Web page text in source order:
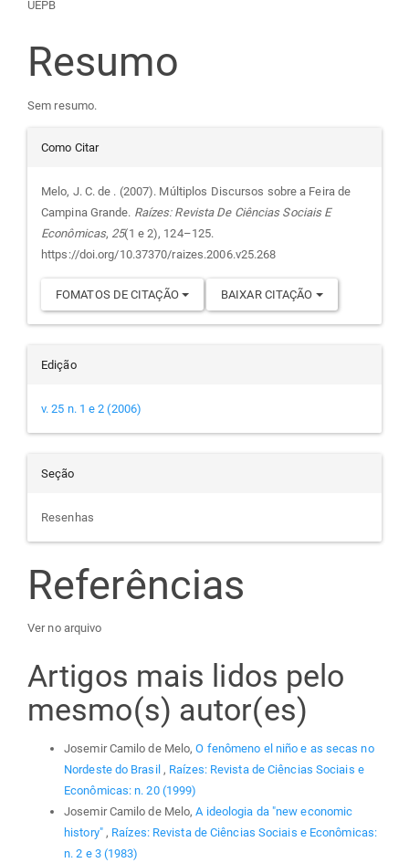
do
artigo
principal
UEPB
Resumo
Sem resumo.
Detalhes
do
artigo
Como Citar
Melo, J. C. de . (2007). Múltiplos Discursos sobre a Feira de
Campina Grande. Raízes: Revista De Ciências Sociais E
Econômicas, 25(1 e 2), 124–125.
https://doi.org/10.37370/raizes.2006.v25.268
FOMATOS DE CITAÇÃO BAIXAR CITAÇÃO
Edição
v. 25 n. 1 e 2 (2006)
Seção
Resenhas
Referências
Ver no arquivo
Artigos mais lidos pelo
mesmo(s) autor(es)
Josemir Camilo de Melo,O fenômeno el niño e as secas no
Nordeste do Brasil , Raízes: Revista de Ciências Sociais e
Econômicas: n. 20 (1999)
Josemir Camilo de Melo,A ideologia da "new economic
history" , Raízes: Revista de Ciências Sociais e Econômicas:
n. 2 e 3 (1983)